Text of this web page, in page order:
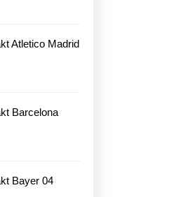
Atletico Madrid
Barcelona
Bayer 04